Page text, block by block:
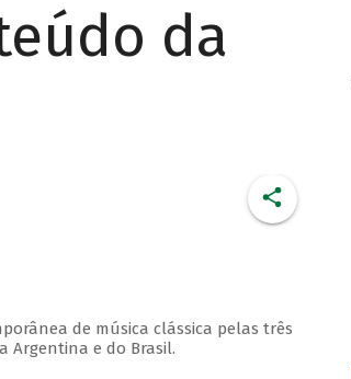
da
de música clássica pelas três
Argentina e do Brasil.